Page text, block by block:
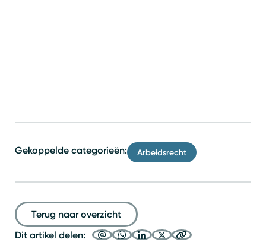
Gekoppelde categorieën: Arbeidsrecht
Terug naar overzicht
Dit artikel delen: